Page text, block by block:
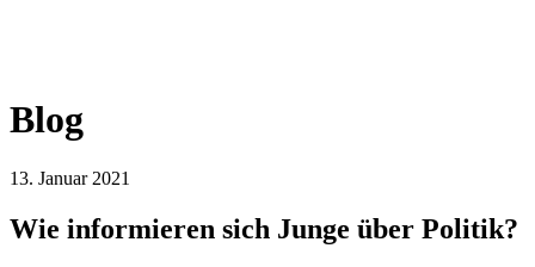
Blog
13. Januar 2021
Wie informieren sich Junge über Politik?